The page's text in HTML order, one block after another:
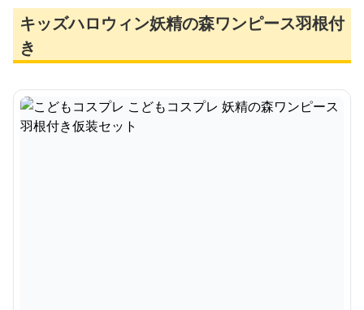
キッズハロウィン妖精の森ワンピース羽根付
き